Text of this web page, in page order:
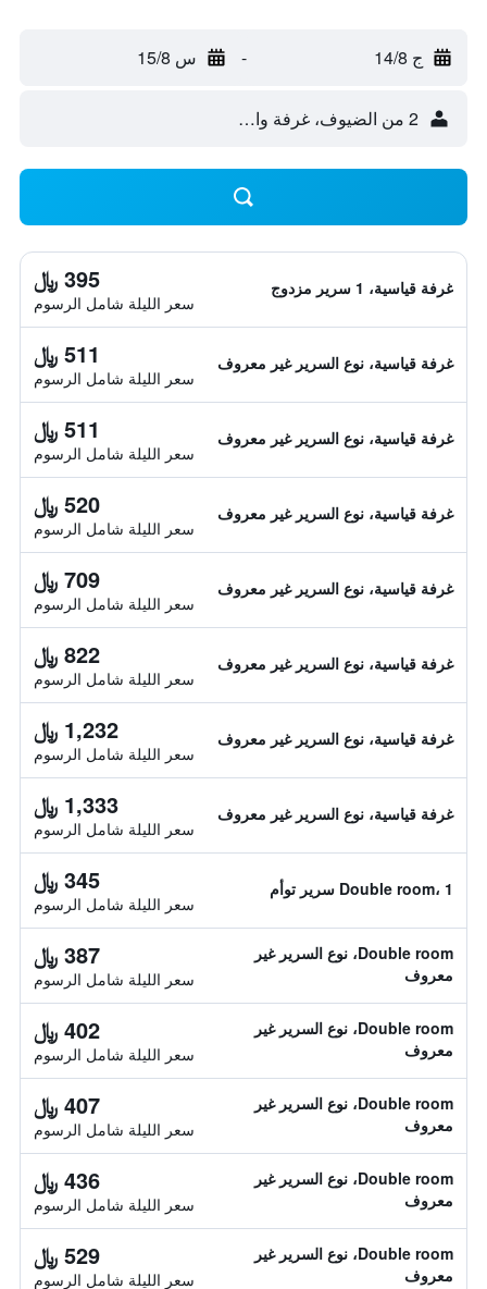
ج 14/8 - س 15/8
2 من الضيوف، غرفة واحدة
غرفة قياسية، 1 سرير مزدوج 395 ﷼
سعر الليلة شامل الرسوم
غرفة قياسية، نوع السرير غير معروف 511 ﷼
سعر الليلة شامل الرسوم
غرفة قياسية، نوع السرير غير معروف 511 ﷼
سعر الليلة شامل الرسوم
غرفة قياسية، نوع السرير غير معروف 520 ﷼
سعر الليلة شامل الرسوم
غرفة قياسية، نوع السرير غير معروف 709 ﷼
سعر الليلة شامل الرسوم
غرفة قياسية، نوع السرير غير معروف 822 ﷼
سعر الليلة شامل الرسوم
غرفة قياسية، نوع السرير غير معروف 1,232 ﷼
سعر الليلة شامل الرسوم
غرفة قياسية، نوع السرير غير معروف 1,333 ﷼
سعر الليلة شامل الرسوم
Double room، 1 سرير توأم 345 ﷼
سعر الليلة شامل الرسوم
Double room، نوع السرير غير
معروف
387 ﷼
سعر الليلة شامل الرسوم
Double room، نوع السرير غير
معروف
402 ﷼
سعر الليلة شامل الرسوم
Double room، نوع السرير غير
معروف
407 ﷼
سعر الليلة شامل الرسوم
Double room، نوع السرير غير
معروف
436 ﷼
سعر الليلة شامل الرسوم
Double room، نوع السرير غير
معروف
529 ﷼
سعر الليلة شامل الرسوم